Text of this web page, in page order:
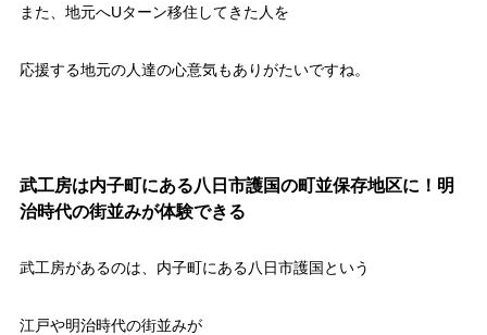
また、地元へUターン移住してきた人を
応援する地元の人達の心意気もありがたいですね。
武工房は内子町にある八日市護国の町並保存地区に！明
治時代の街並みが体験できる
武工房があるのは、内子町にある八日市護国という
江戸や明治時代の街並みが